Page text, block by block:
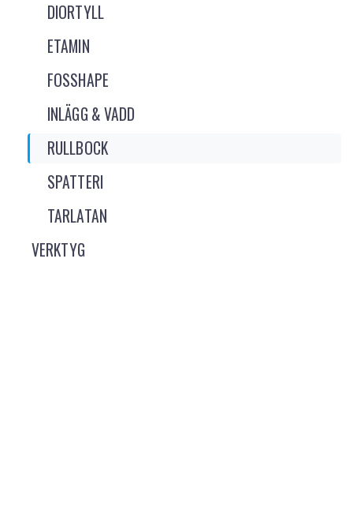
DIORTYLL
ETAMIN
FOSSHAPE
INLÄGG & VADD
RULLBOCK
SPATTERI
TARLATAN
VERKTYG